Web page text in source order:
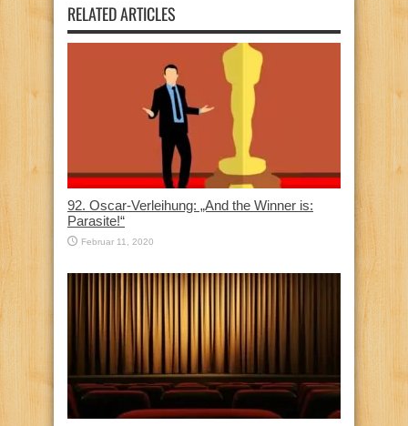
RELATED ARTICLES
92. Oscar-Verleihung: „And the Winner is:
Parasite!“
Februar 11, 2020